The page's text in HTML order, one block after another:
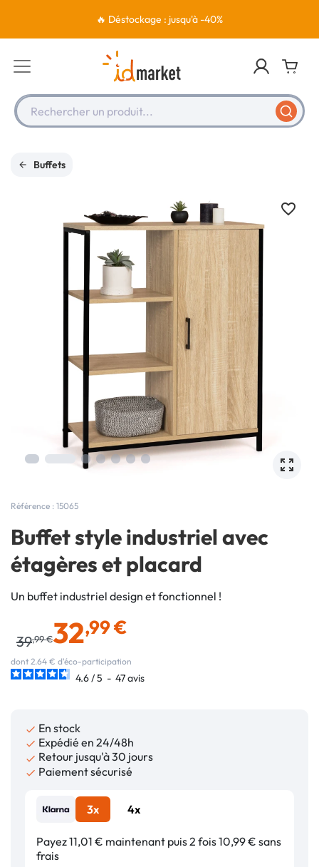
🔥 Déstockage : jusqu'à -40%
Rechercher un produit...
Buffets
Référence : 15065
Buffet style industriel avec
étagères et placard
Un buffet industriel design et fonctionnel !
39,99 €32,99 €
dont 2.64 € d'éco-participation
4.6/5 - 47avis
 En stock
 Expédié en 24/48h
 Retour jusqu'à 30 jours
 Paiement sécurisé
3x 4x
Payez 11,01 € maintenant puis 2 fois 10,99 € sans
frais
favorite_border